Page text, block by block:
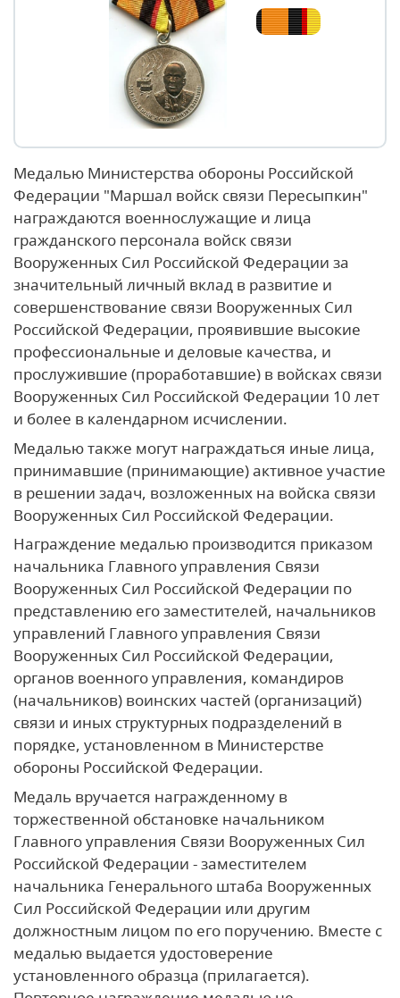
Медалью Министерства обороны Российской
Федерации "Маршал войск связи Пересыпкин"
награждаются военнослужащие и лица
гражданского персонала войск связи
Вооруженных Сил Российской Федерации за
значительный личный вклад в развитие и
совершенствование связи Вооруженных Сил
Российской Федерации, проявившие высокие
профессиональные и деловые качества, и
прослужившие (проработавшие) в войсках связи
Вооруженных Сил Российской Федерации 10 лет
и более в календарном исчислении.
Медалью также могут награждаться иные лица,
принимавшие (принимающие) активное участие
в решении задач, возложенных на войска связи
Вооруженных Сил Российской Федерации.
Награждение медалью производится приказом
начальника Главного управления Связи
Вооруженных Сил Российской Федерации по
представлению его заместителей, начальников
управлений Главного управления Связи
Вооруженных Сил Российской Федерации,
органов военного управления, командиров
(начальников) воинских частей (организаций)
связи и иных структурных подразделений в
порядке, установленном в Министерстве
обороны Российской Федерации.
Медаль вручается награжденному в
торжественной обстановке начальником
Главного управления Связи Вооруженных Сил
Российской Федерации - заместителем
начальника Генерального штаба Вооруженных
Сил Российской Федерации или другим
должностным лицом по его поручению. Вместе с
медалью выдается удостоверение
установленного образца (прилагается).